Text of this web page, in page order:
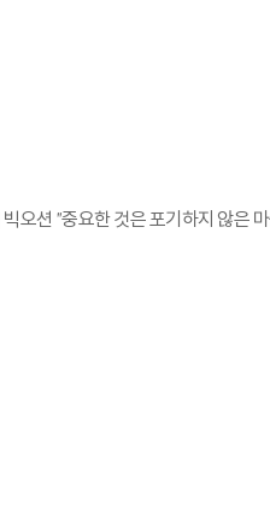
오션 "중요한 것은 포기하지 않은